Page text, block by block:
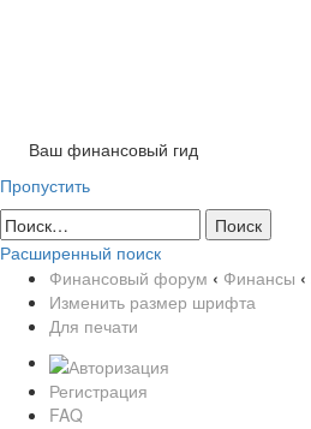
Ваш финансовый гид
Пропустить
Расширенный поиск
Финансовый форум ‹ Финансы ‹
Изменить размер шрифта
Для печати
Регистрация
FAQ